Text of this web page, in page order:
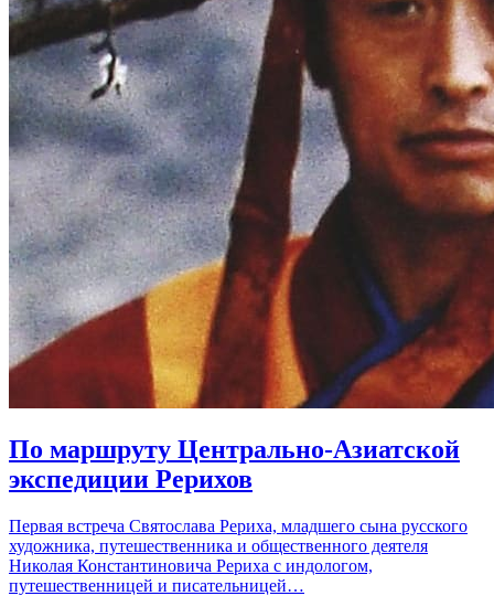
По маршруту Центрально-Азиатской
экспедиции Рерихов
Первая встреча Святослава Рериха, младшего сына русского
художника, путешественника и общественного деятеля
Николая Константиновича Рериха с индологом,
путешественницей и писательницей…